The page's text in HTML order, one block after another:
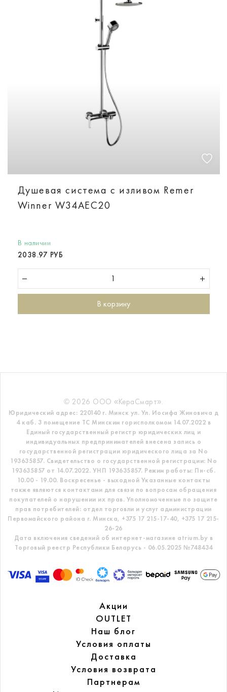
Душевая система с изливом Remer
Winner W34AEC20
В наличии
2038.97 РУБ
В корзину
© 2026 ООО «КераСмарт».
Юридический адрес: 220140 г. Минск ул. Ул. Иосифа Жиновича д
4 каб. 3 помещение ТС Минским горисполкомом 14.07.2022 в
Единый государственный регистр юридических лиц и
индивидуальных предпринимателей внесена запись о
государственной регистрации юридического лица за No
193635857. Свидетельство о государственной регистрации: No
193635857 от 14.07.2022. УНП 193635857. Режим работы: Пн-сб.
10.00 - 19.00. Воскресенье - выходной Указанные контакты
также являются контактами для связи по вопросам обращения
покупателей о нарушении их прав. Уполномоченные по защите
прав потребителей: отдел торговли и услуг администрации
Первомайского района г. Минска, +375 17 215-17-40, +375 17 215-
26-26
Дата включения сведений об интернет-магазине atrium.by в
Торговый реестр Республики Беларусь - 06.05.2025 №748434
Акции
OUTLET
Наш блог
Условия оплаты
Доставка
Условия возврата
Партнерам